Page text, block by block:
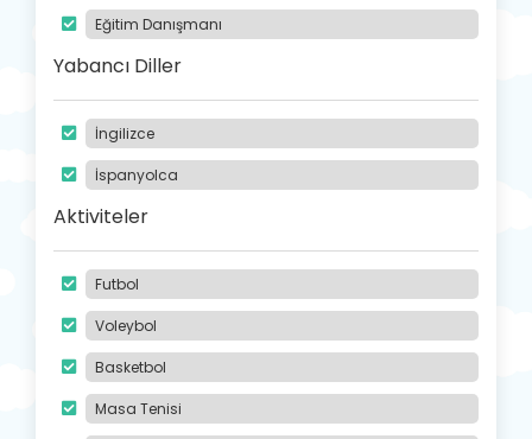
Eğitim Danışmanı
Yabancı Diller
İngilizce
İspanyolca
Aktiviteler
Futbol
Voleybol
Basketbol
Masa Tenisi